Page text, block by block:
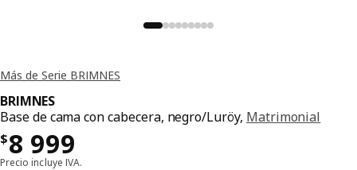
Más de Serie BRIMNES
BRIMNES
Base de cama con cabecera, negro/Luröy, Matrimonial
$8 999
Precio $ 8999
Precio incluye IVA.